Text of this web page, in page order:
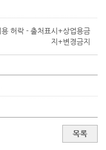
목록